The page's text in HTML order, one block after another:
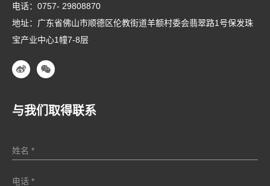
电话： 0757- 29808870
地址：广东省佛山市顺德区伦教街道羊额村委会翡翠路1号保发珠
宝产业中心1幢7-8层
与我们取得联系